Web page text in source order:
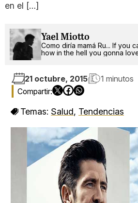
en el […]
Yael Miotto
Como diría mamá Ru... If you
how in the hell you gonna
21 octubre, 2015 1 minutos
Temas: Salud, Tendencias